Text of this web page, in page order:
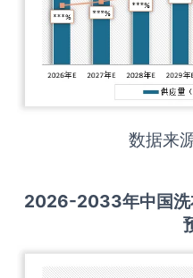
数据来
2026-2033年中国